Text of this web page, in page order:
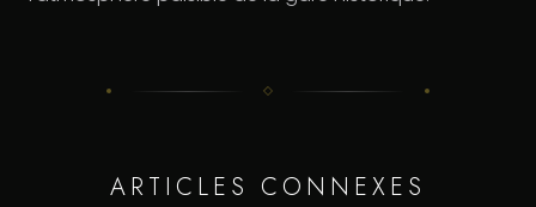
ARTICLES CONNEXES